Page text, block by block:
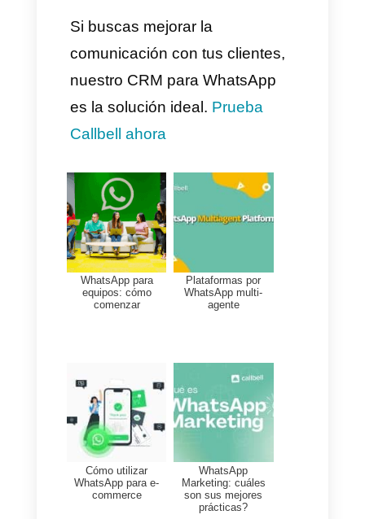
proceso es idéntico a lo que
vimos anteriormente, es el
mismo caso de uso, debes
tener en cuenta estos puntos
En Google Sheets es
importante nombrar las
columnas que queremos
llenar.
que el chatbot llegue a la
opción de Google Sheets,
se agregará una nueva línea
a la base de datos y el bot
continuará con su flujo.